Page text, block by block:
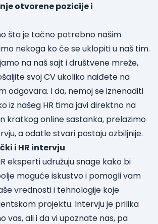
otvorene pozicije i
šta je tačno potrebno našim
nekoga ko će se uklopiti u naš tim.
na naš sajt i društvene mreže,
svoj CV ukoliko naiđete na
odgovara. I da, nemoj se iznenaditi
iz našeg HR tima javi direktno na
kratkog online sastanka, prelazimo
a odatle stvari postaju ozbiljnije.
i HR intervju
eksperti udružuju snage kako bi
moguće iskustvo i pomogli vam
vrednosti i tehnologije koje
projektu. Intervju je prilika
vas, ali i da vi upoznate nas, pa